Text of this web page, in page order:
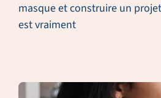
masque et construire un
est vraiment